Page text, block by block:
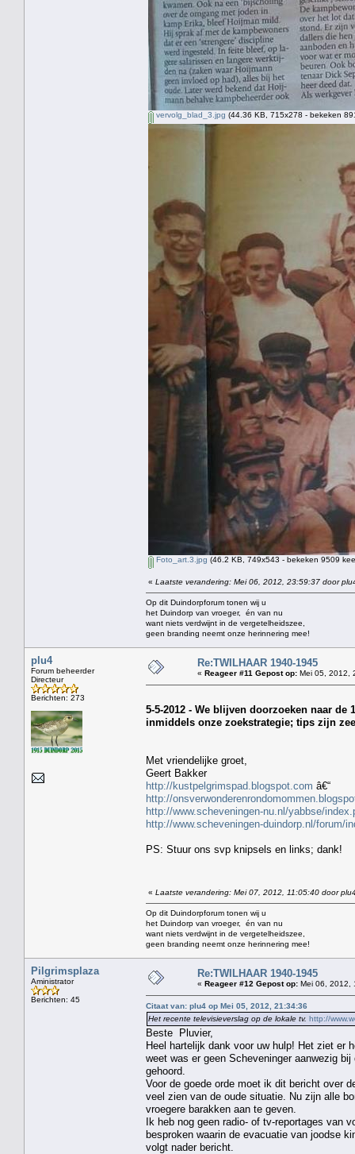
vervolg_blad_3.jpg (44.36 KB, 715x278 - bekeken
Foto_art.3.jpg (46.2 KB, 749x543 - bekeken 9509
« Laatste verandering: Mei 06, 2012, 23:59:37 door
Op dit Duindorpforum tonen wij u
het Duindorp van vroeger, én van nu
want niets verdwijnt in de vergetelheidszee,
geen branding neemt onze herinnering mee!
plu4
Forum beheerder
Directeur
Berichten: 273
Re:TWILHAAR 1940-1945
« Reageer #11 Gepost op: Mei 05, 2012,
5-5-2012 - We blijven doorzoeken naar
inmiddels onze zoekstrategie; tips zijn
Met vriendelijke groet,
Geert Bakker
http://kustpelgrimspad.blogspot.com â€“
http://
http://www.scheveningen-nu.nl/yabbse/
http://www.scheveningen-duindorp.nl/forum/
PS: Stuur ons svp knipsels en links; dank!
« Laatste verandering: Mei 07, 2012, 11:05:40 door
Op dit Duindorpforum tonen wij u
het Duindorp van vroeger, én van nu
want niets verdwijnt in de vergetelheidszee,
geen branding neemt onze herinnering mee!
Pilgrimsplaza
Aministrator
Berichten: 45
Re:TWILHAAR 1940-1945
« Reageer #12 Gepost op: Mei 06, 2012,
Citaat van: plu4 op Mei 05, 2012, 21:34:36
Het recente televisieverslag op de lokale tv. http://
Beste Pluvier,
Heel hartelijk dank voor uw hulp! Het ziet er
weet was er geen Scheveninger aanwezig
gehoord.
Voor de goede orde moet ik dit bericht over
veel zien van de oude situatie. Nu zijn alle
vroegere barakken aan te geven.
Ik heb nog geen radio- of tv-reportages van
besproken waarin de evacuatie van joodse
volgt nader bericht.